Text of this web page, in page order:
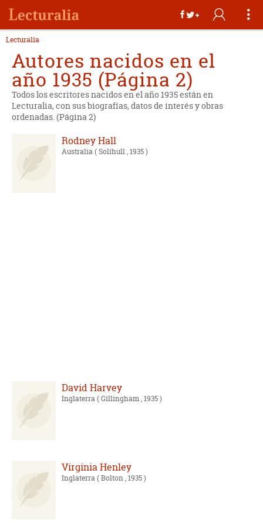
Lecturalia
Autores nacidos en el
año 1935 (Página 2)
Todos los escritores nacidos en el año 1935 están en
Lecturalia, con sus biografías, datos de interés y obras
ordenadas. (Página 2)
Rodney Hall
Australia( Solihull , 1935 )
David Harvey
Inglaterra( Gillingham , 1935 )
Virginia Henley
Inglaterra( Bolton , 1935 )